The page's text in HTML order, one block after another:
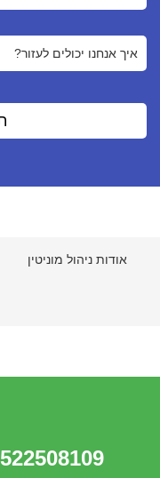
אודות ניהול מוניטין
0522508109